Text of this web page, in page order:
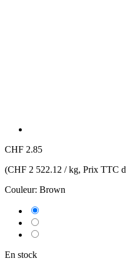
CHF 2.85
(CHF 2 522.12 / kg, Prix TTC
Couleur: Brown
En stock